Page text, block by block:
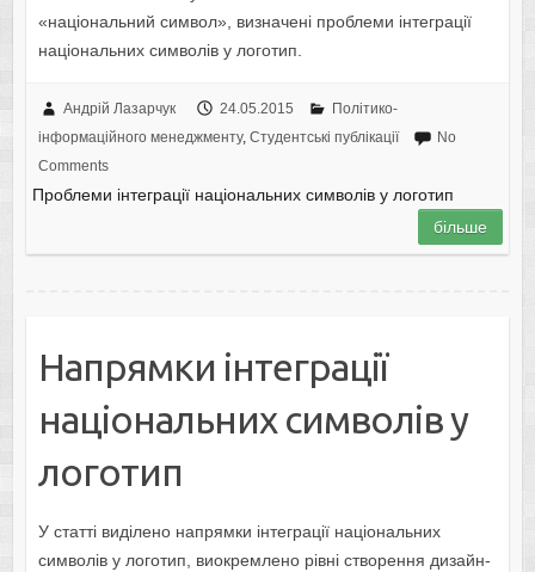
«національний символ», визначені проблеми інтеграції
національних символів у логотип.
Андрій Лазарчук 24.05.2015
Політико-
інформаційного менеджменту, Студентські публікації
No
Comments
Проблеми інтеграції національних символів у логотип
більше
Напрямки інтеграції
національних символів у
логотип
У статті виділено напрямки інтеграції національних
символів у логотип, виокремлено рівні створення дизайн-